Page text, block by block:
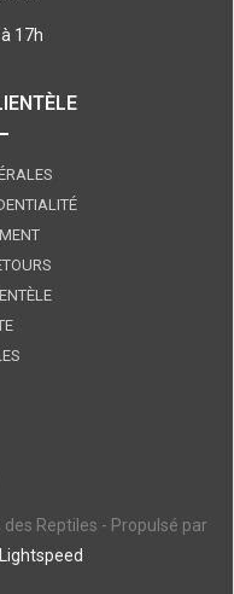
17h
Reptiles - Propulsé par
Lightspeed